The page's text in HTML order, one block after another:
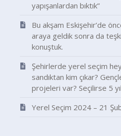
yapışanlardan bıktık”
Bu akşam Eskişehir’de
araya geldik sonra da
konuştuk.
Şehirlerde yerel seçim
sandıktan kim çıkar?
projeleri var? Seçilirse 5
Yerel Seçim 2024 – 21